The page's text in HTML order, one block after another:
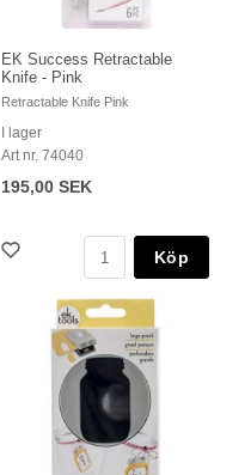
EK Success Retractable
Knife - Pink
Retractable Knife Pink
I lager
Art nr. 74040
195,00 SEK
Köp